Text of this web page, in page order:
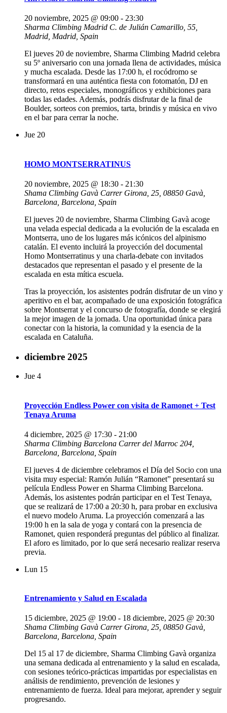
20 noviembre, 2025 @ 09:00 - 23:30
Sharma Climbing Madrid C. de Julián Camarillo, 55,
Madrid, Madrid, Spain
El jueves 20 de noviembre, Sharma Climbing Madrid celebra
su 5º aniversario con una jornada llena de actividades, música
y mucha escalada. Desde las 17:00 h, el rocódromo se
transformará en una auténtica fiesta con fotomatón, DJ en
directo, retos especiales, monográficos y exhibiciones para
todas las edades. Además, podrás disfrutar de la final de
Boulder, sorteos con premios, tarta, brindis y música en vivo
en el bar para cerrar la noche.
Jue 20
HOMO MONTSERRATINUS
20 noviembre, 2025 @ 18:30 - 21:30
Shama Climbing Gavà Carrer Girona, 25, 08850 Gavà,
Barcelona, Barcelona, Spain
El jueves 20 de noviembre, Sharma Climbing Gavà acoge
una velada especial dedicada a la evolución de la escalada en
Montserra, uno de los lugares más icónicos del alpinismo
catalán. El evento incluirá la proyección del documental
Homo Montserratinus y una charla-debate con invitados
destacados que representan el pasado y el presente de la
escalada en esta mítica escuela.
Tras la proyección, los asistentes podrán disfrutar de un vino y
aperitivo en el bar, acompañado de una exposición fotográfica
sobre Montserrat y el concurso de fotografía, donde se elegirá
la mejor imagen de la jornada. Una oportunidad única para
conectar con la historia, la comunidad y la esencia de la
escalada en Cataluña.
diciembre 2025
Jue 4
Proyección Endless Power con visita de Ramonet + Test
Tenaya Aruma
4 diciembre, 2025 @ 17:30 - 21:00
Sharma Climbing Barcelona Carrer del Marroc 204,
Barcelona, Barcelona, Spain
El jueves 4 de diciembre celebramos el Día del Socio con una
visita muy especial: Ramón Julián “Ramonet” presentará su
película Endless Power en Sharma Climbing Barcelona.
Además, los asistentes podrán participar en el Test Tenaya,
que se realizará de 17:00 a 20:30 h, para probar en exclusiva
el nuevo modelo Aruma. La proyección comenzará a las
19:00 h en la sala de yoga y contará con la presencia de
Ramonet, quien responderá preguntas del público al finalizar.
El aforo es limitado, por lo que será necesario realizar reserva
previa.
Lun 15
Entrenamiento y Salud en Escalada
15 diciembre, 2025 @ 19:00 - 18 diciembre, 2025 @ 20:30
Shama Climbing Gavà Carrer Girona, 25, 08850 Gavà,
Barcelona, Barcelona, Spain
Del 15 al 17 de diciembre, Sharma Climbing Gavà organiza
una semana dedicada al entrenamiento y la salud en escalada,
con sesiones teórico-prácticas impartidas por especialistas en
análisis de rendimiento, prevención de lesiones y
entrenamiento de fuerza. Ideal para mejorar, aprender y seguir
progresando.